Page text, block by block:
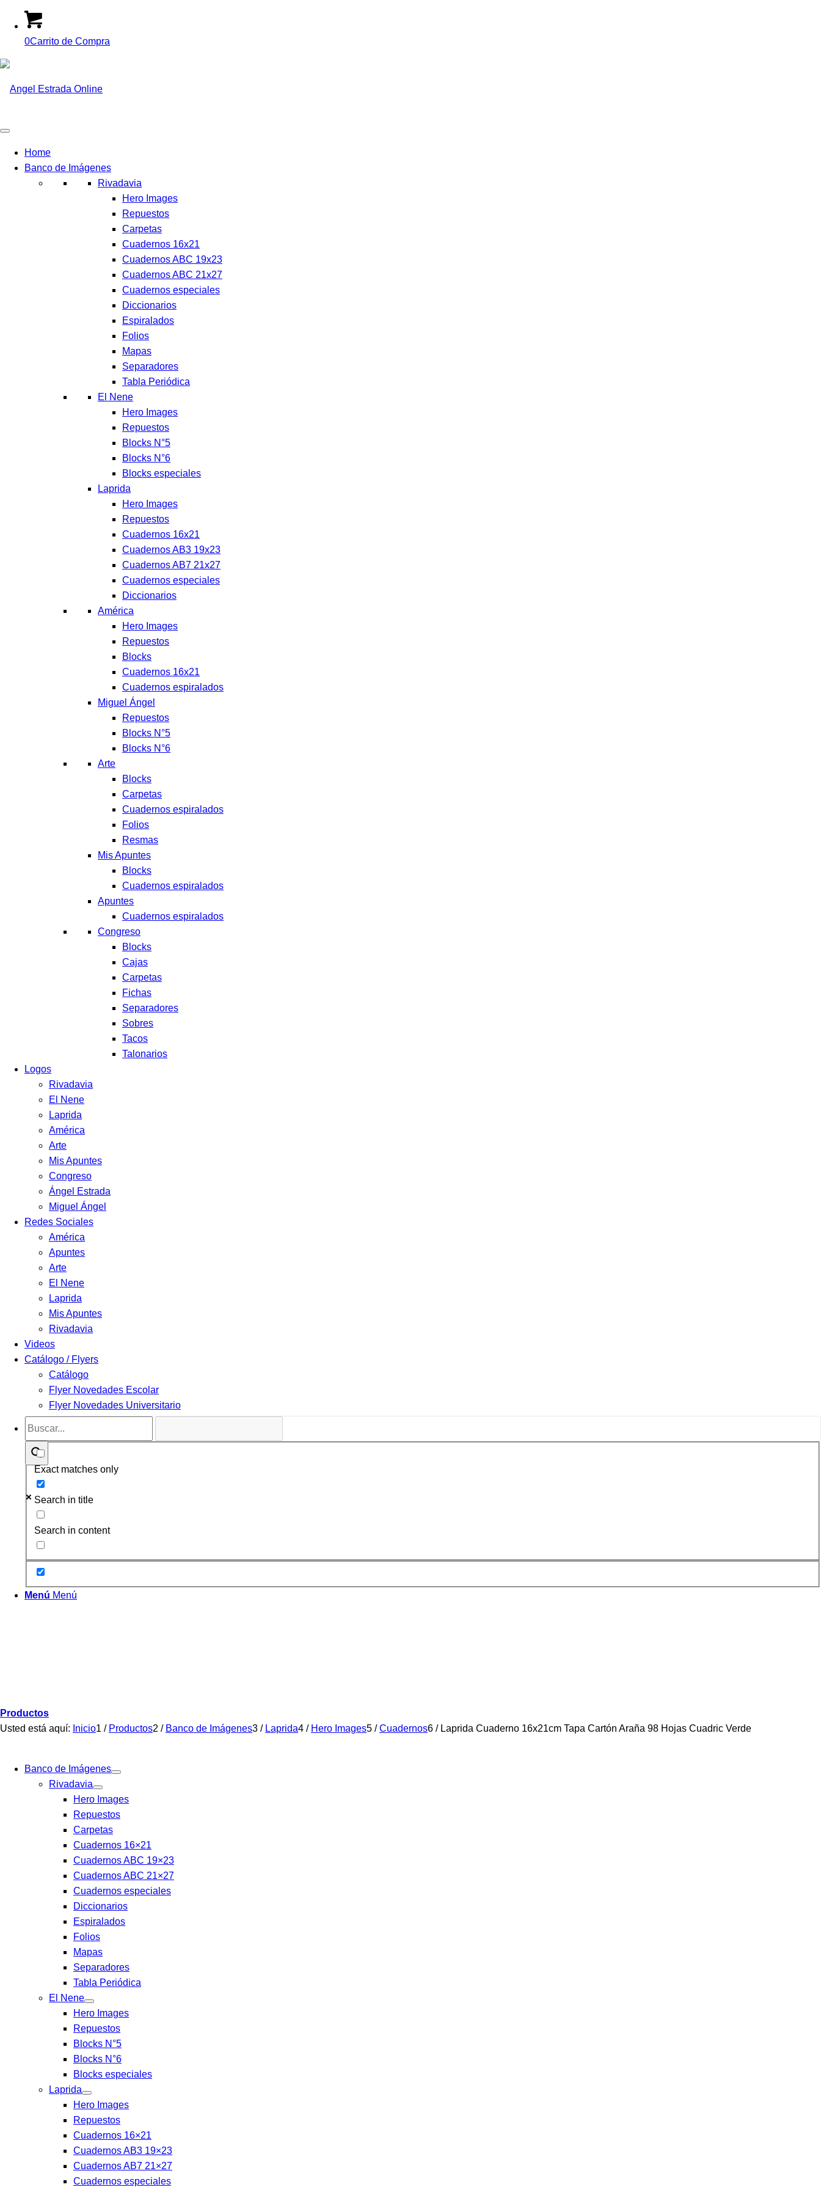
0Carrito de Compra
Home
Banco de Imágenes
Rivadavia
Hero Images
Repuestos
Carpetas
Cuadernos 16x21
Cuadernos ABC 19x23
Cuadernos ABC 21x27
Cuadernos especiales
Diccionarios
Espiralados
Folios
Mapas
Separadores
Tabla Periódica
El Nene
Hero Images
Repuestos
Blocks N°5
Blocks N°6
Blocks especiales
Laprida
Hero Images
Repuestos
Cuadernos 16x21
Cuadernos AB3 19x23
Cuadernos AB7 21x27
Cuadernos especiales
Diccionarios
América
Hero Images
Repuestos
Blocks
Cuadernos 16x21
Cuadernos espiralados
Miguel Ángel
Repuestos
Blocks N°5
Blocks N°6
Arte
Blocks
Carpetas
Cuadernos espiralados
Folios
Resmas
Mis Apuntes
Blocks
Cuadernos espiralados
Apuntes
Cuadernos espiralados
Congreso
Blocks
Cajas
Carpetas
Fichas
Separadores
Sobres
Tacos
Talonarios
Logos
Rivadavia
El Nene
Laprida
América
Arte
Mis Apuntes
Congreso
Ángel Estrada
Miguel Ángel
Redes Sociales
América
Apuntes
Arte
El Nene
Laprida
Mis Apuntes
Rivadavia
Videos
Catálogo / Flyers
Catálogo
Flyer Novedades Escolar
Flyer Novedades Universitario
Exact matches only
Search in title
Search in content
Menú Menú
Productos
Usted está aquí: Inicio1 / Productos2 / Banco de Imágenes3 / Laprida4 / Hero Images5 / Cuadernos6 / Laprida Cuaderno 16x21cm Tapa Cartón Araña 98 Hojas Cuadric Verde
Banco de Imágenes
Rivadavia
Hero Images
Repuestos
Carpetas
Cuadernos 16×21
Cuadernos ABC 19×23
Cuadernos ABC 21×27
Cuadernos especiales
Diccionarios
Espiralados
Folios
Mapas
Separadores
Tabla Periódica
El Nene
Hero Images
Repuestos
Blocks N°5
Blocks N°6
Blocks especiales
Laprida
Hero Images
Repuestos
Cuadernos 16×21
Cuadernos AB3 19×23
Cuadernos AB7 21×27
Cuadernos especiales